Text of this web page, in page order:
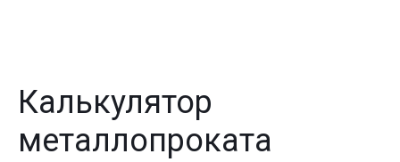
Калькулятор
металлопроката